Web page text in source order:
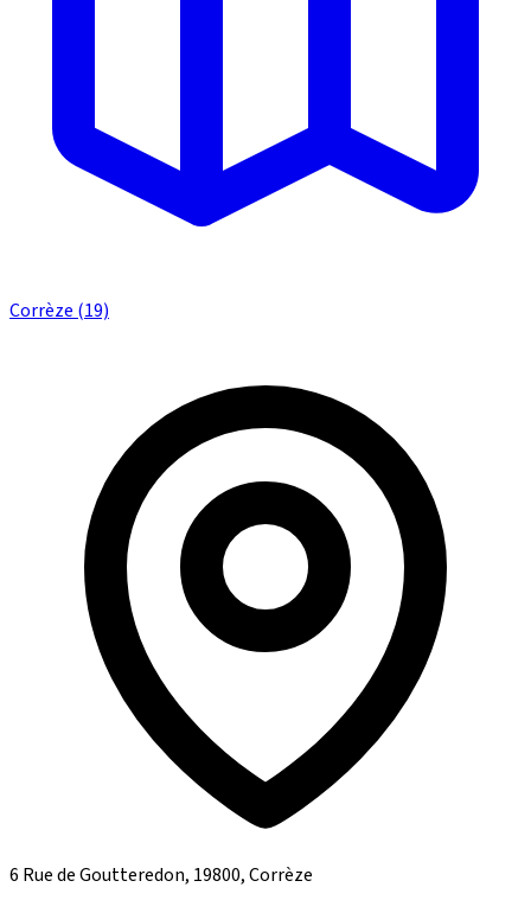
Corrèze (19)
6 Rue de Goutteredon, 19800, Corrèze